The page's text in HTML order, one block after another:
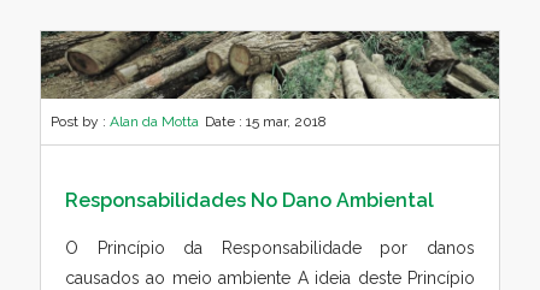
Post by : Alan da Motta Date : 15 mar, 2018
Responsabilidades No Dano Ambiental
O Princípio da Responsabilidade por danos
causados ao meio ambiente A ideia deste Princípio